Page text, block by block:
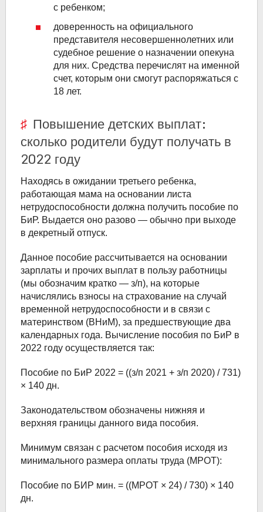
с ребенком;
доверенность на официального
представителя несовершеннолетних или
судебное решение о назначении опекуна
для них. Средства перечислят на именной
счет, которым они смогут распоряжаться с
18 лет.
Повышение детских выплат:
сколько родители будут получать в
2022 году
Находясь в ожидании третьего ребенка,
работающая мама на основании листа
нетрудоспособности должна получить пособие по
БиР. Выдается оно разово — обычно при выходе
в декретный отпуск.
Данное пособие рассчитывается на основании
зарплаты и прочих выплат в пользу работницы
(мы обозначим кратко — з/п), на которые
начислялись взносы на страхование на случай
временной нетрудоспособности и в связи с
материнством (ВНиМ), за предшествующие два
календарных года. Вычисление пособия по БиР в
2022 году осуществляется так:
Пособие по БиР 2022 = ((з/п 2021 + з/п 2020) / 731)
× 140 дн.
Законодательством обозначены нижняя и
верхняя границы данного вида пособия.
Минимум связан с расчетом пособия исходя из
минимального размера оплаты труда (МРОТ):
Пособие по БИР мин. = ((МРОТ × 24) / 730) × 140
дн.